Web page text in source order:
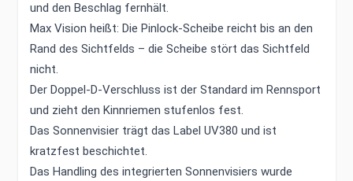
und den Beschlag fernhält.
Max Vision heißt: Die Pinlock-Scheibe reicht bis an den
Rand des Sichtfelds – die Scheibe stört das Sichtfeld
nicht.
Der Doppel-D-Verschluss ist der Standard im Rennsport
und zieht den Kinnriemen stufenlos fest.
Das Sonnenvisier trägt das Label UV380 und ist
kratzfest beschichtet.
Das Handling des integrierten Sonnenvisiers wurde